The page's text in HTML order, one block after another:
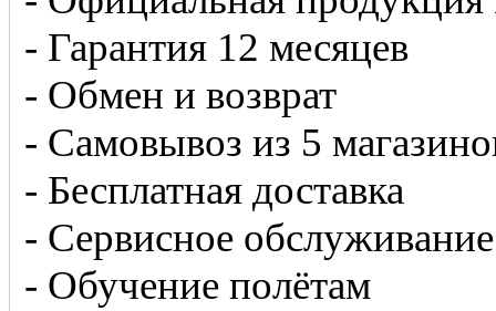
- Гарантия 12 месяцев
- Обмен и возврат
- Самовывоз из 5
- Бесплатная доставка
- Сервисное обслуживание
- Обучение полётам